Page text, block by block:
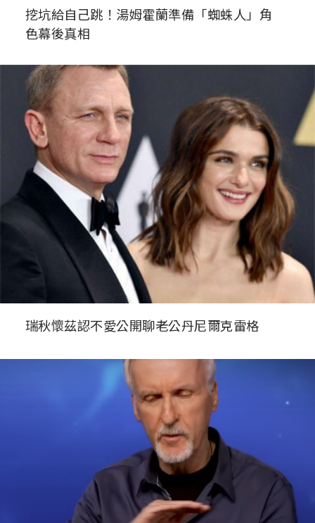
挖坑給自己跳！湯姆霍蘭準備「蜘蛛人」角
色幕後真相
瑞秋懷茲認不愛公開聊老公丹尼爾克雷格